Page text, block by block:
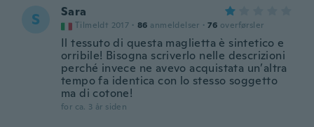
S Sara
Tilmeldt 2017 · 86 anmeldelser · 76 overførsler
Il tessuto di questa maglietta è sintetico e
orribile! Bisogna scriverlo nelle descrizioni
perché invece ne avevo acquistata un’altra
tempo fa identica con lo stesso soggetto
ma di cotone!
for ca. 3 år siden